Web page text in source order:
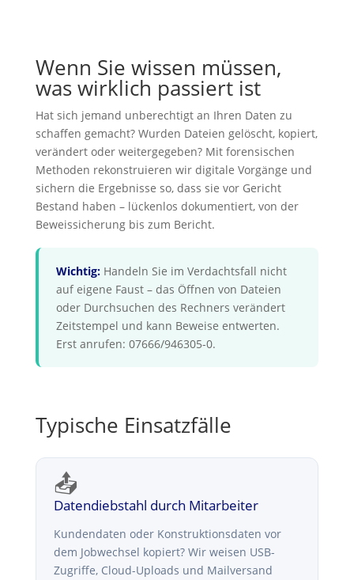
Wenn Sie wissen müssen,
was wirklich passiert ist
Hat sich jemand unberechtigt an Ihren Daten zu
schaffen gemacht? Wurden Dateien gelöscht, kopiert,
verändert oder weitergegeben? Mit forensischen
Methoden rekonstruieren wir digitale Vorgänge und
sichern die Ergebnisse so, dass sie vor Gericht
Bestand haben – lückenlos dokumentiert, von der
Beweissicherung bis zum Bericht.
Wichtig:Handeln Sie im Verdachtsfall nicht
auf eigene Faust – das Öffnen von Dateien
oder Durchsuchen des Rechners verändert
Zeitstempel und kann Beweise entwerten.
Erst anrufen: 07666/946305-0.
Typische Einsatzfälle
📤
Datendiebstahl durch Mitarbeiter
Kundendaten oder Konstruktionsdaten vor
dem Jobwechsel kopiert? Wir weisen USB-
Zugriffe, Cloud-Uploads und Mailversand